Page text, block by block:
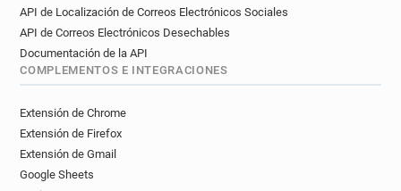
API de Localización de Correos Electrónicos Sociales
API de Correos Electrónicos Desechables
Documentación de la API
COMPLEMENTOS E INTEGRACIONES
Extensión de Chrome
Extensión de Firefox
Extensión de Gmail
Google Sheets